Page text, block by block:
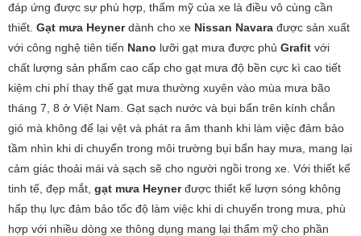
đáp ứng được sự phù hợp, thẩm mỹ của xe là điều vô cùng cần
thiết. Gạt mưa Heynerdành cho xe Nissan Navara được sản xuất
với công nghệ tiên tiến Nano lưỡi gạt mưa được phủ Grafit với
chất lượng sản phẩm cao cấp cho gạt mưa độ bền cực kì cao tiết
kiệm chi phí thay thế gạt mưa thường xuyên vào mùa mưa bão
tháng 7, 8 ở Việt Nam. Gạt sạch nước và bụi bẩn trên kính chắn
gió mà không để lại vệt và phát ra âm thanh khi làm việc đảm bảo
tầm nhìn khi di chuyển trong môi trường bụi bẩn hay mưa, mang lại
cảm giác thoải mái và sạch sẽ cho người ngồi trong xe. Với thiết kế
tinh tế, đẹp mắt, gạt mưa Heynerđược thiết kế lượn sóng không
hấp thụ lực đảm bảo tốc độ làm việc khi di chuyển trong mưa, phù
hợp với nhiều dòng xe thông dụng mang lại thẩm mỹ cho phần